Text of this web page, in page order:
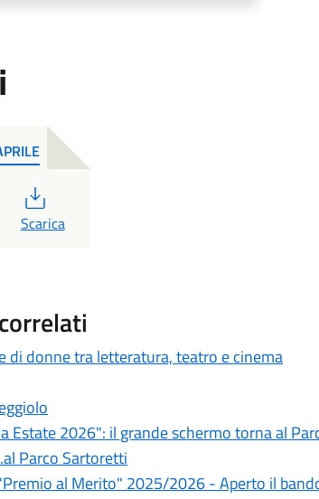
PDF
Scarica
di donne tra letteratura, teatro e cinema
Estate 2026": il grande schermo torna al
Parco Sartoretti
al Merito" 2025/2026 - Aperto il